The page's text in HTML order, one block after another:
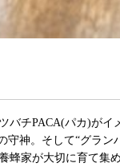
チPACA(パカ)が
神。そして“グラ
家が大切に育て集